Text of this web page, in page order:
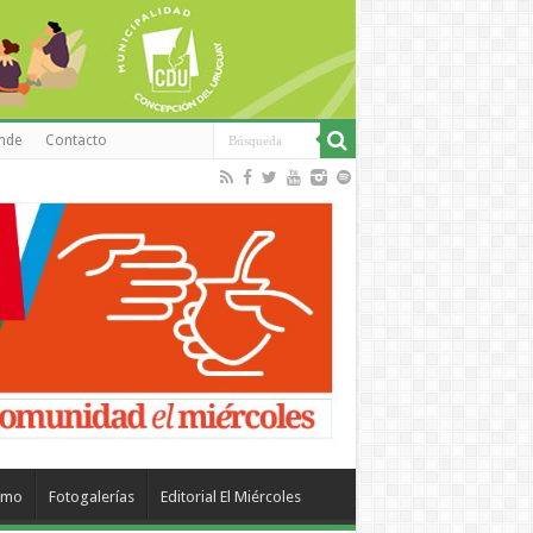
Contacto
Fotogalerías Editorial El Miércoles